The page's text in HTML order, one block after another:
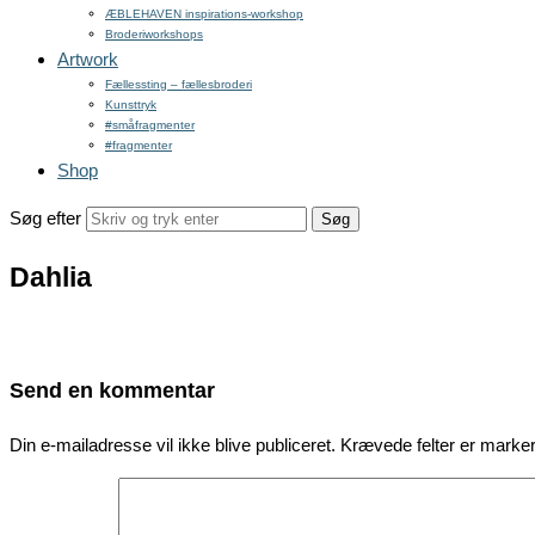
ÆBLEHAVEN inspirations-workshop
Broderiworkshops
Artwork
Fællessting – fællesbroderi
Kunsttryk
#småfragmenter
#fragmenter
Shop
Søg efter
Dahlia
Send en kommentar
Din e-mailadresse vil ikke blive publiceret. Krævede felter er